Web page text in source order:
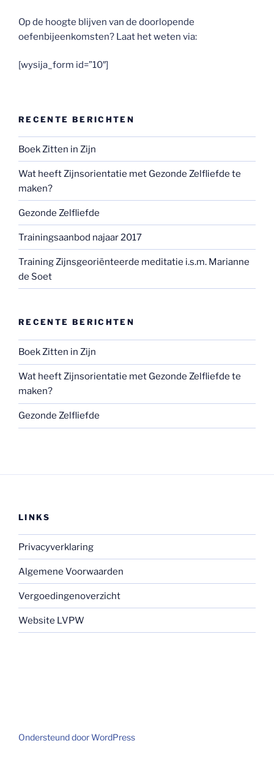
Op de hoogte blijven van de doorlopende
oefenbijeenkomsten? Laat het weten via:
[wysija_form id=”10″]
RECENTE BERICHTEN
Boek Zitten in Zijn
Wat heeft Zijnsorientatie met Gezonde Zelfliefde te
maken?
Gezonde Zelfliefde
Trainingsaanbod najaar 2017
Training Zijnsgeoriënteerde meditatie i.s.m. Marianne
de Soet
RECENTE BERICHTEN
Boek Zitten in Zijn
Wat heeft Zijnsorientatie met Gezonde Zelfliefde te
maken?
Gezonde Zelfliefde
LINKS
Privacyverklaring
Algemene Voorwaarden
Vergoedingenoverzicht
Website LVPW
Ondersteund door WordPress